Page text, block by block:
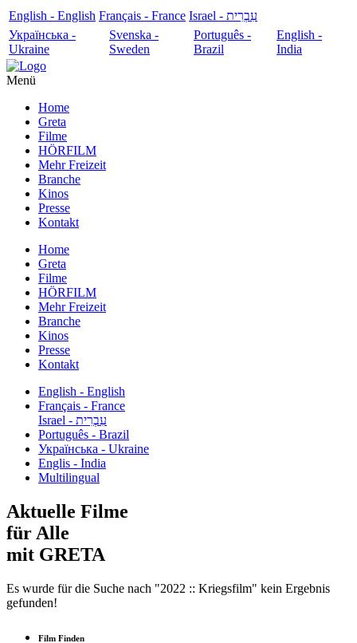
English - English Français - France
עִבְרִית - Israel
Українська -
Ukraine
Svenska -
Sweden
Português -
Brazil
English -
India
Menü
Home
Greta
Filme
HÖRFILM
Mehr Freizeit
Branche
Kinos
Presse
Kontakt
Home
Greta
Filme
HÖRFILM
Mehr Freizeit
Branche
Kinos
Presse
Kontakt
English - English
Français - France
עִבְרִית - Israel
Português - Brazil
Українська - Ukraine
Englis - India
Multilingual
Aktuelle Filme
für Alle
mit GRETA
Es wurde für die Suche nach "2022 :: Kriegsfilm" kein Ergebnis
gefunden!
Film Finden